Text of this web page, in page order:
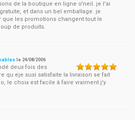
de la boutique en ligne o'neil. je l'ai
et dans un bel emballage. je
les promotions changent tout le
de produits.
le 24/08/2006
deux fois des
qu eje susi satisfaite la livraison se fait
le choix est facile à faire vraiment j'y